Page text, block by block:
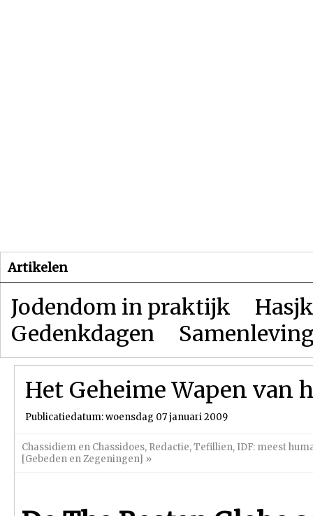
Artikelen
Jodendom in praktijk
Gedenkdagen
Het Geheime Wapen van
Publicatiedatum: woensdag 07 januari 2009
Chassidiem en Chassidoes, Redactie,Tefillien, IDF: meest
[Gebeden en Zegeningen] »